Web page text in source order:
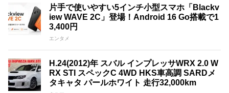
片手で使いやすい5インチ小型スマホ「Blackv
iew WAVE 2C」登場！Android 16 Go搭載で1
3,400円
エンタメ
H.24(2012)年 スバル インプレッサWRX 2.0 W
RX STI スペックC 4WD HKS車高調 SARDメ
タキャタ パールホワイト 走行32,000km